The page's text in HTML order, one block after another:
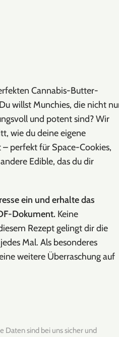
Cannabis-Butter-
willst Munchies, die nicht
und potent sind? Wir
wie du deine eigene
perfekt für Space-Cookies,
Edible, das du dir
ein und erhalte das
Dokument. Keine
Rezept gelingt dir die
Mal. Als besonderes
weitere Überraschung auf
Daten sind bei uns sicher und